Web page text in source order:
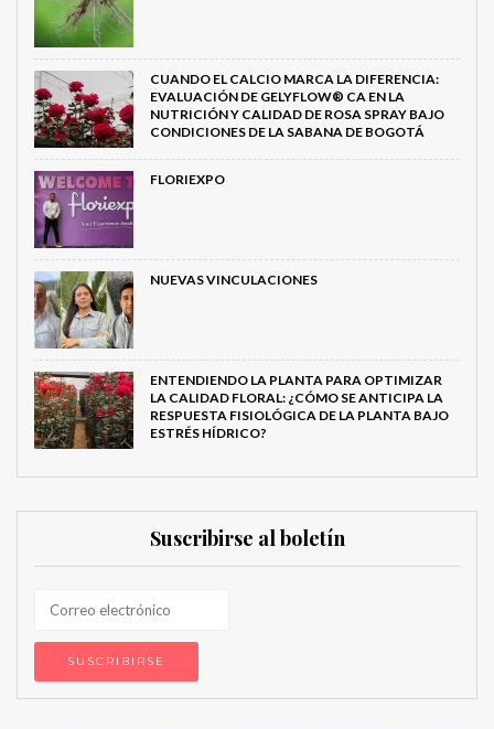
CUANDO EL CALCIO MARCA LA DIFERENCIA:
EVALUACIÓN DE GELYFLOW® CA EN LA
NUTRICIÓN Y CALIDAD DE ROSA SPRAY BAJO
CONDICIONES DE LA SABANA DE BOGOTÁ
FLORIEXPO
NUEVAS VINCULACIONES
ENTENDIENDO LA PLANTA PARA OPTIMIZAR
LA CALIDAD FLORAL: ¿CÓMO SE ANTICIPA LA
RESPUESTA FISIOLÓGICA DE LA PLANTA BAJO
ESTRÉS HÍDRICO?
Suscribirse al boletín